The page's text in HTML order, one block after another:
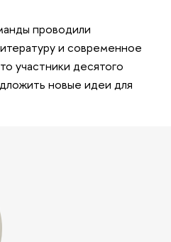
проводили
и современное
участники десятого
новые идеи для